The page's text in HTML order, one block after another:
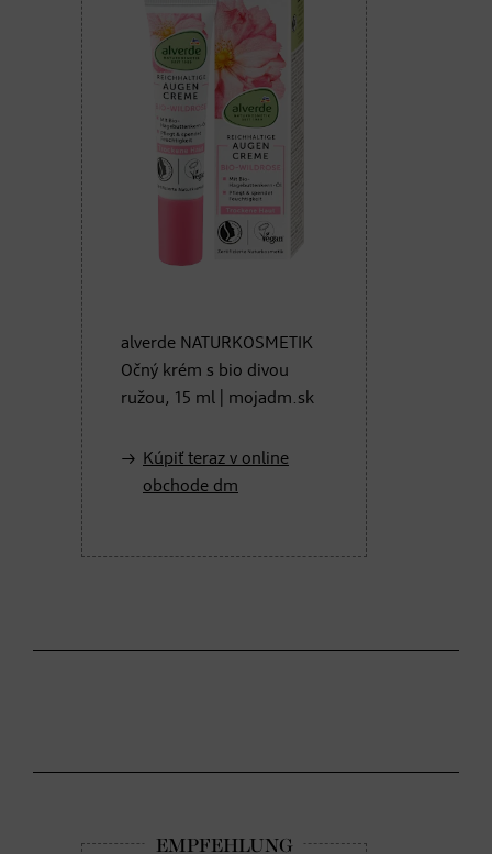
alverde NATURKOSMETIK
Očný krém s bio divou
ružou, 15 ml | mojadm.sk
Kúpiť teraz v online
obchode dm